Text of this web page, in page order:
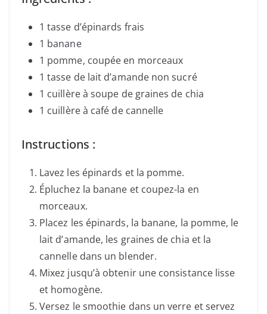
1 tasse d’épinards frais
1 banane
1 pomme, coupée en morceaux
1 tasse de lait d’amande non sucré
1 cuillère à soupe de graines de chia
1 cuillère à café de cannelle
Instructions :
Lavez les épinards et la pomme.
Épluchez la banane et coupez-la en
morceaux.
Placez les épinards, la banane, la pomme, le
lait d’amande, les graines de chia et la
cannelle dans un blender.
Mixez jusqu’à obtenir une consistance lisse
et homogène.
Versez le smoothie dans un verre et servez